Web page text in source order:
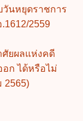
วันหยุดราชการ
2559
ศัยผลแห่งคดี
ก ได้หรือไม่
2565)